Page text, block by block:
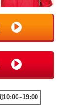
10:00~19:00